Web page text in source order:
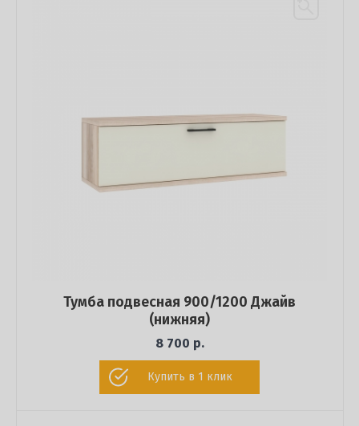
Тумба подвесная 900/1200 Джайв
(нижняя)
8 700 р.
Купить в 1 клик